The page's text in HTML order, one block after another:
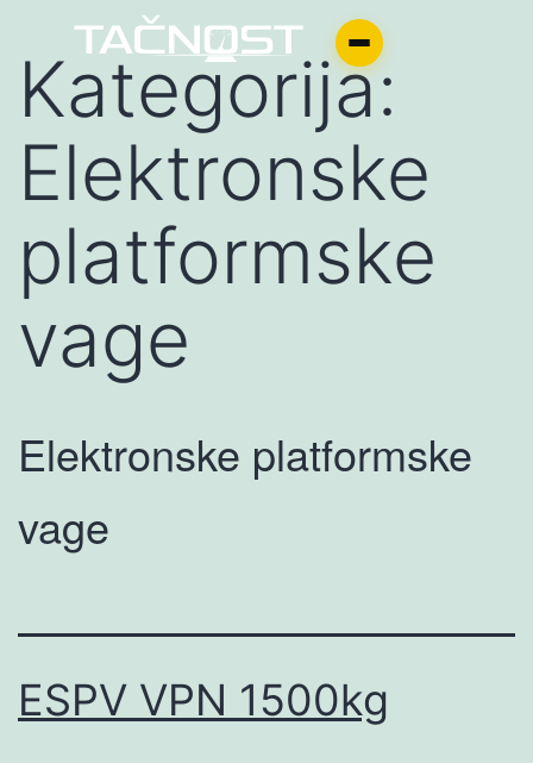
Kategorija:
Elektronske
platformske
vage
Elektronske platformske
vage
ESPV VPN 1500kg